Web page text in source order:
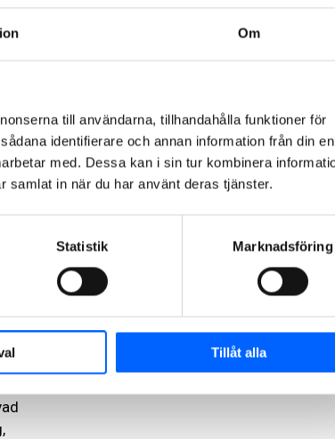
Om
till användarna, tillhandahålla funktioner för
identifierare och annan information från din
med. Dessa kan i sin tur kombinera
samlat in när du har använt deras tjänster.
Statistik Marknadsföring
Tillåt alla